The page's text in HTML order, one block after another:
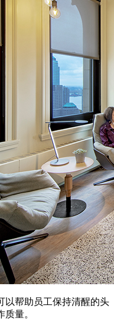
以帮助员工保持清醒的头
量。